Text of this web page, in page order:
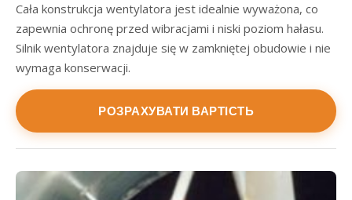
Cała konstrukcja wentylatora jest idealnie wyważona, co
zapewnia ochronę przed wibracjami i niski poziom hałasu.
Silnik wentylatora znajduje się w zamkniętej obudowie i nie
wymaga konserwacji.
РОЗРАХУВАТИ ВАРТІСТЬ